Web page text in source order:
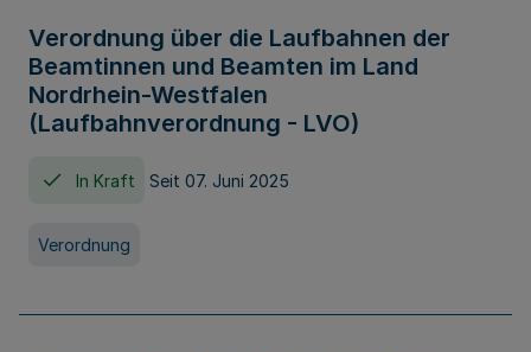
Verordnung über die Laufbahnen der
Beamtinnen und Beamten im Land
Nordrhein-Westfalen
(Laufbahnverordnung - LVO)
In Kraft Seit 07. Juni 2025
Verordnung